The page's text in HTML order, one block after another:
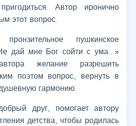
Автор иронично
этот вопрос.
пушкинское
дай мне Бог сойти с ума…»
желание разрешить
поэтом вопрос, вернуть в
гармонию.
друг, помогает автору
детства, чтобы родилась